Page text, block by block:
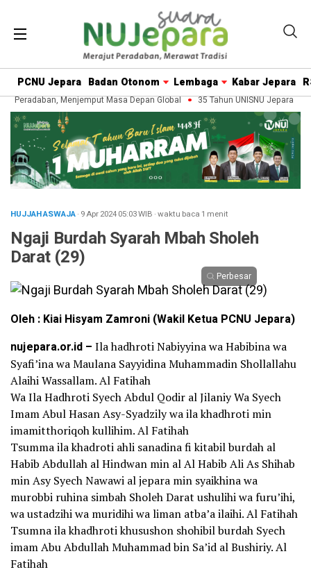
PCNU Jepara Badan Otonom Lembaga Kabar Jepara
Menjemput Masa Depan Global 35 Tahun UNISNU Jepara:
HUJJAH ASWAJA· 9 Apr 202405:03WIB ·waktu baca 1 menit
Ngaji Burdah Syarah Mbah Sholeh
Darat (29)
Perbesar
Oleh : Kiai Hisyam Zamroni (Wakil Ketua PCNU Jepara)
nujepara.or.id – Ila hadhroti Nabiyyina wa Habibina wa
Syafi’ina wa Maulana Sayyidina Muhammadin Shollallahu
Alaihi Wassallam. Al Fatihah
Wa Ila Hadhroti Syech Abdul Qodir al Jilaniy Wa Syech
Imam Abul Hasan Asy-Syadzily wa ila khadhroti min
imamitthoriqoh kullihim. Al Fatihah
Tsumma ila khadroti ahli sanadina fi kitabil burdah al
Habib Abdullah al Hindwan min al Al Habib Ali As Shihab
min Asy Syech Nawawi al jepara min syaikhina wa
murobbi ruhina simbah Sholeh Darat ushulihi wa furu’ihi,
wa ustadzihi wa muridihi wa liman atba’a ilaihi. Al Fatihah
Tsumna ila khadhroti khusushon shohibil burdah Syech
imam Abu Abdullah Muhammad bin Sa’id al Bushiriy. Al
Fatihah